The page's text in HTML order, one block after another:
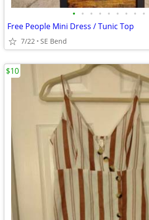
• • • • • • • • •
Free People Mini Dress / Tunic Top
7/22 SE Bend
$10